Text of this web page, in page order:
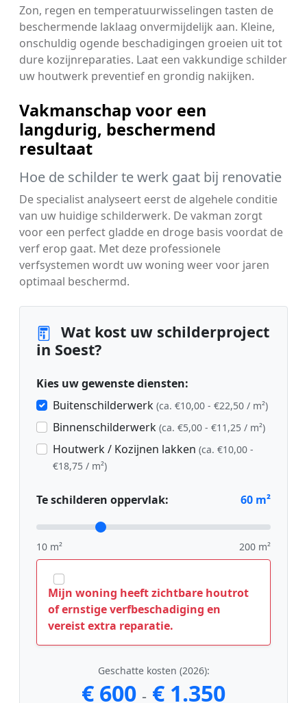
Zon, regen en temperatuurwisselingen tasten de
beschermende laklaag onvermijdelijk aan. Kleine,
onschuldig ogende beschadigingen groeien uit tot
dure kozijnreparaties. Laat een vakkundige schilder
uw houtwerk preventief en grondig nakijken.
Vakmanschap voor een
langdurig, beschermend
resultaat
Hoe de schilder te werk gaat bij renovatie
De specialist analyseert eerst de algehele conditie
van uw huidige schilderwerk. De vakman zorgt
voor een perfect gladde en droge basis voordat de
verf erop gaat. Met deze professionele
verfsystemen wordt uw woning weer voor jaren
optimaal beschermd.
Wat kost uw schilderproject
in Soest?
Kies uw gewenste diensten:
Buitenschilderwerk (ca. €10,00 - €22,50 / m²)
Binnenschilderwerk (ca. €5,00 - €11,25 / m²)
Houtwerk / Kozijnen lakken (ca. €10,00 -
€18,75 / m²)
Te schilderen oppervlak: 60 m²
10 m² 200 m²
Mijn woning heeft zichtbare houtrot
of ernstige verfbeschadiging en
vereist extra reparatie.
Geschatte kosten (2026):
€ 600 - € 1.350